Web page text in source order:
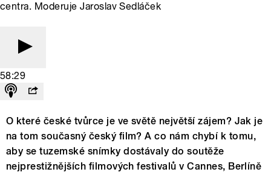
centra. Moderuje Jaroslav Sedláček
58:29
O které české tvůrce je ve světě největší zájem? Jak je
na tom současný český film? A co nám chybí k tomu,
aby se tuzemské snímky dostávaly do soutěže
nejprestižnějších filmových festivalů v Cannes, Berlíně